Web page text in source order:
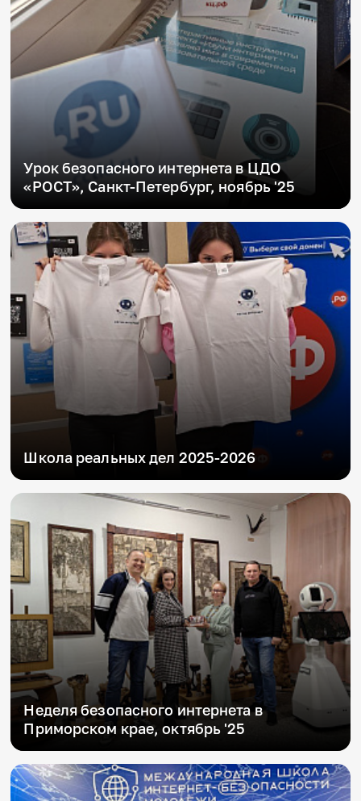
Урок безопасного интернета в ЦДО
«РОСТ», Санкт-Петербург, ноябрь '25
Школа реальных дел 2025-2026
Неделя безопасного интернета в
Приморском крае, октябрь '25